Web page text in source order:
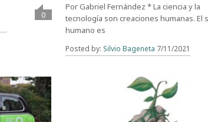
0
Por Gabriel Fernández * La ciencia y la
tecnología son creaciones humanas. El
humano es
Posted by: Silvio Bageneta 7/11/2021